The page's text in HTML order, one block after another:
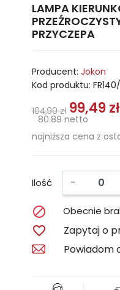
LAMPA
PRZYCZEPA
Producent: Jokon
Kod produktu:
104,90 zł 99,49 zł
80.89 netto
najniższa cena z
Ilość -
 Obecnie

Zapytaj o
Powiadom